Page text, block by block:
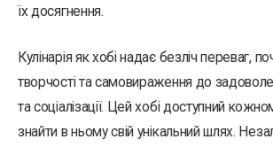
їх досягнення.
Кулінарія як хобі надає безліч переваг,
творчості та самовираження до
та соціалізації. Цей хобі доступний
знайти в ньому свій унікальний шлях.